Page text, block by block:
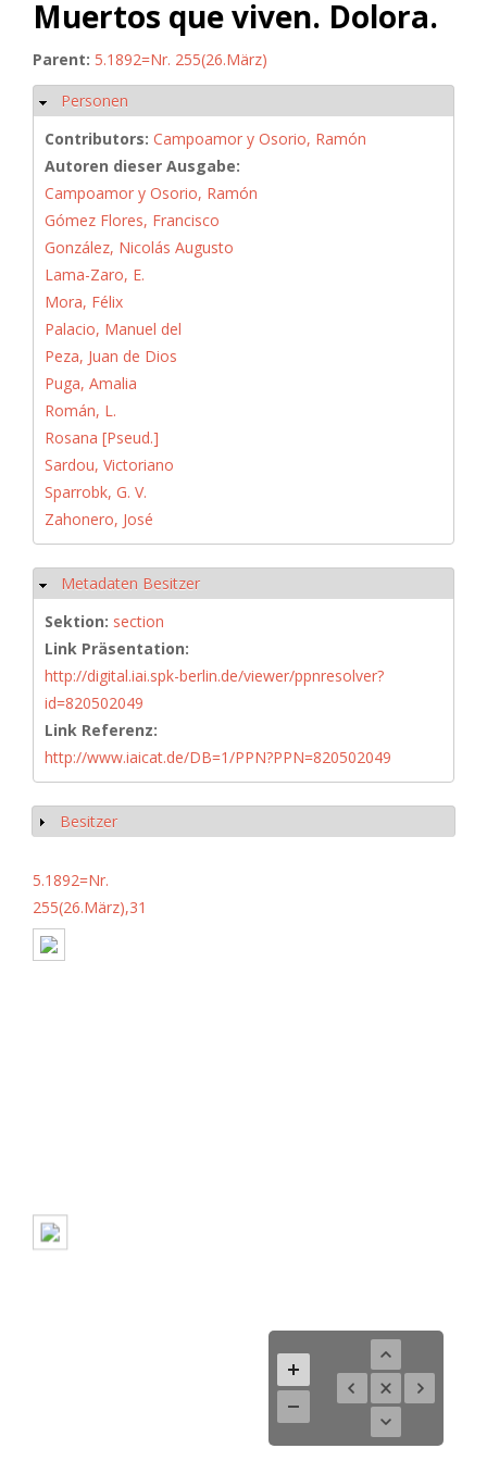
Muertos que viven. Dolora.
Parent: 5.1892=Nr. 255(26.März)
Hide
Personen
Contributors: Campoamor y Osorio, Ramón
Autoren dieser Ausgabe:
Campoamor y Osorio, Ramón
Gómez Flores, Francisco
González, Nicolás Augusto
Lama-Zaro, E.
Mora, Félix
Palacio, Manuel del
Peza, Juan de Dios
Puga, Amalia
Román, L.
Rosana [Pseud.]
Sardou, Victoriano
Sparrobk, G. V.
Zahonero, José
Hide
Metadaten Besitzer
Sektion: section
Link Präsentation:
http://digital.iai.spk-berlin.de/viewer/ppnresolver?
id=820502049
Link Referenz:
http://www.iaicat.de/DB=1/PPN?PPN=820502049
Show
Besitzer
5.1892=Nr.
255(26.März),31